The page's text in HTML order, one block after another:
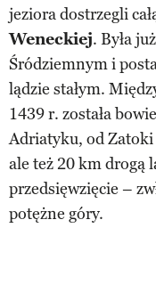
jeziora dostrzegli
Weneckiej. Była
Śródziemnym i
lądzie stałym.
1439 r. została
Adriatyku, od
ale też 20 km drogą
przedsięwzięcie –
potężne góry.